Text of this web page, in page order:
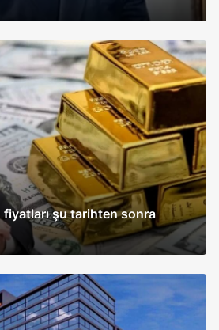
fiyatları şu tarihten sonra